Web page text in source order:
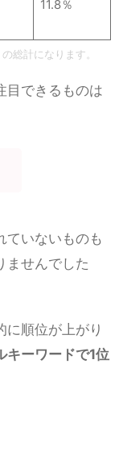
11.8％
総計になります。
目できるものは
ていないものも
ませんでした
に順位が上がり
キーワードで1位